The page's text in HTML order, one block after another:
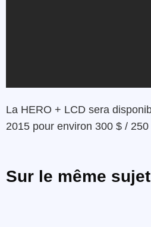
La HERO + LCD sera
2015 pour environ 300 $ / 250
Sur le même sujet